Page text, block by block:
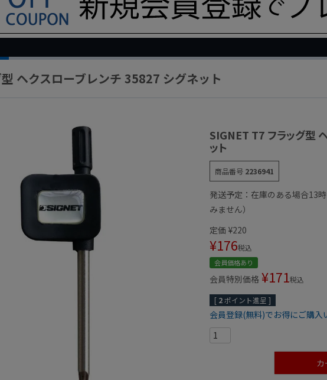
ヘクスローブレンチ 35827 シグネット
SIGNET T7 フラッグ型
ット
商品番号 2236941
発送予定：在庫のある場合13
みません）
定価 ¥220
¥176税込
会員価格あり
会員特別価格 ¥171税込
[ 2ポイント進呈 ]
会員登録(無料)でお得にご購入
カ